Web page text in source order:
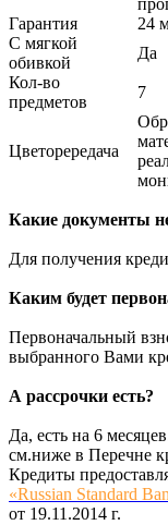
Гарантия
24
С мягкой
обивкой
Да
Кол-во
предметов
7
Цветорередача
Какие документы
Для получения
Каким будет
Первоначальный
выбранного Вами
А рассрочки есть?
Да, есть на 6
см.ниже в Перечне
Кредиты
«Russian Standard
от 19.11.2014 г.